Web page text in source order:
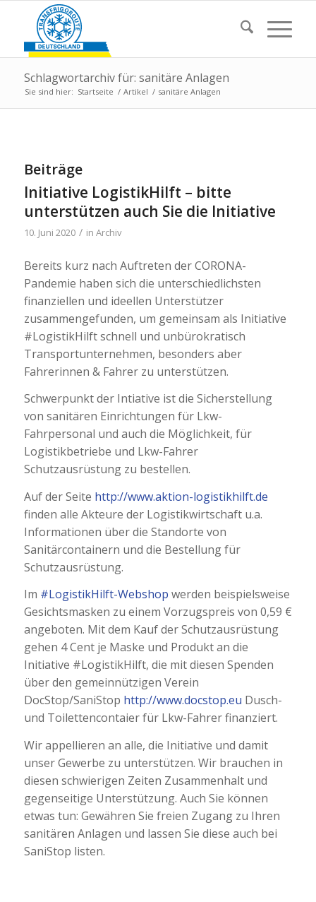
Schlagwortarchiv für: sanitäre Anlagen
Sie sind hier: Startseite / Artikel / sanitäre Anlagen
Beiträge
Initiative LogistikHilft – bitte
unterstützen auch Sie die Initiative
10. Juni 2020 / in Archiv
Bereits kurz nach Auftreten der CORONA-
Pandemie haben sich die unterschiedlichsten
finanziellen und ideellen Unterstützer
zusammengefunden, um gemeinsam als Initiative
#LogistikHilft schnell und unbürokratisch
Transportunternehmen, besonders aber
Fahrerinnen & Fahrer zu unterstützen.
Schwerpunkt der Intiative ist die Sicherstellung
von sanitären Einrichtungen für Lkw-
Fahrpersonal und auch die Möglichkeit, für
Logistikbetriebe und Lkw-Fahrer
Schutzausrüstung zu bestellen.
Auf der Seite http://www.aktion-logistikhilft.de
finden alle Akteure der Logistikwirtschaft u.a.
Informationen über die Standorte von
Sanitärcontainern und die Bestellung für
Schutzausrüstung.
Im #LogistikHilft-Webshop werden beispielsweise
Gesichtsmasken zu einem Vorzugspreis von 0,59 €
angeboten. Mit dem Kauf der Schutzausrüstung
gehen 4 Cent je Maske und Produkt an die
Initiative #LogistikHilft, die mit diesen Spenden
über den gemeinnützigen Verein
DocStop/SaniStop http://www.docstop.eu Dusch-
und Toilettencontaier für Lkw-Fahrer finanziert.
Wir appellieren an alle, die Initiative und damit
unser Gewerbe zu unterstützen. Wir brauchen in
diesen schwierigen Zeiten Zusammenhalt und
gegenseitige Unterstützung. Auch Sie können
etwas tun: Gewähren Sie freien Zugang zu Ihren
sanitären Anlagen und lassen Sie diese auch bei
SaniStop listen.